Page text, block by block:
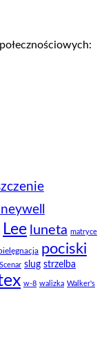
Lee luneta matryce
pociski
Scenar slug strzelba
w-8 walizka Walker's